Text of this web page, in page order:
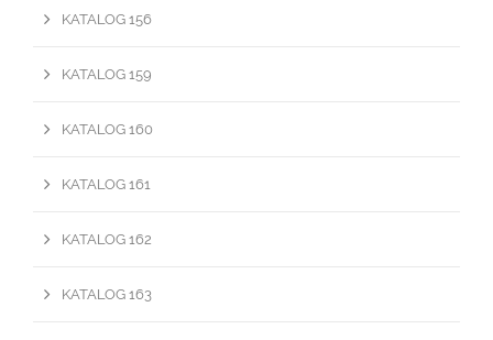
KATALOG 156
KATALOG 159
KATALOG 160
KATALOG 161
KATALOG 162
KATALOG 163